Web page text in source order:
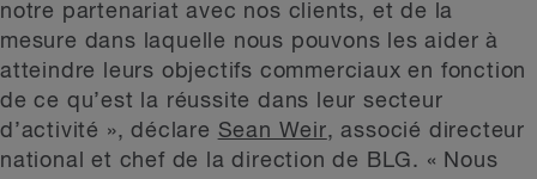
notre partenariat avec nos clients, et de la
mesure dans laquelle nous pouvons les aider à
atteindre leurs objectifs commerciaux en fonction
de ce qu’est la réussite dans leur secteur
d’activité », déclare Sean Weir, associé directeur
national et chef de la direction de BLG. « Nous